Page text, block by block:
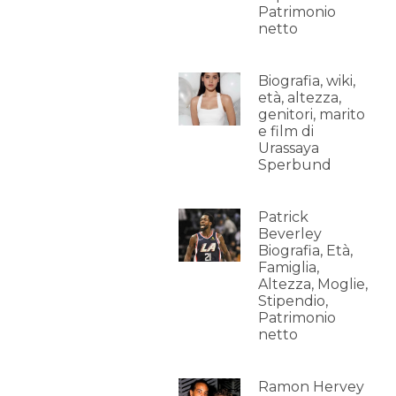
Patrimonio
netto
Biografia, wiki,
età, altezza,
genitori, marito
e film di
Urassaya
Sperbund
Patrick
Beverley
Biografia, Età,
Famiglia,
Altezza, Moglie,
Stipendio,
Patrimonio
netto
Ramon Hervey